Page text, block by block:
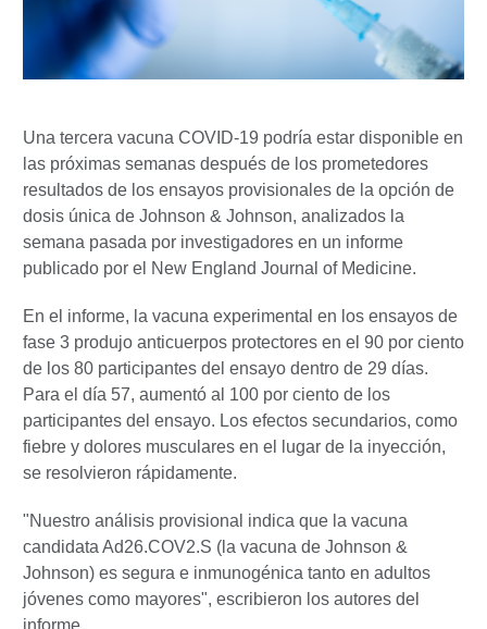
Una tercera vacuna COVID-19 podría estar disponible en
las próximas semanas después de los prometedores
resultados de los ensayos provisionales de la opción de
dosis única de Johnson & Johnson, analizados la
semana pasada por investigadores en un informe
publicado por el New England Journal of Medicine.
En el informe, la vacuna experimental en los ensayos de
fase 3 produjo anticuerpos protectores en el 90 por ciento
de los 80 participantes del ensayo dentro de 29 días.
Para el día 57, aumentó al 100 por ciento de los
participantes del ensayo. Los efectos secundarios, como
fiebre y dolores musculares en el lugar de la inyección,
se resolvieron rápidamente.
"Nuestro análisis provisional indica que la vacuna
candidata Ad26.COV2.S (la vacuna de Johnson &
Johnson) es segura e inmunogénica tanto en adultos
jóvenes como mayores", escribieron los autores del
informe.